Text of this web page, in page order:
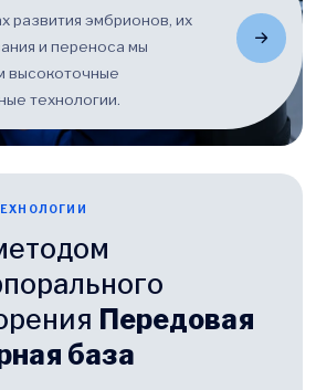
развития эмбрионов, их
и переноса мы
высокоточные
технологии.
Передовая
база